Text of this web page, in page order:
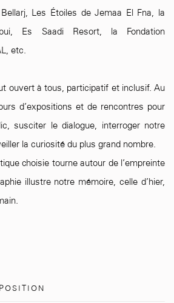
Les Étoiles de Jemaa El Fna, la
Es Saadi Resort, la Fondation
etc.
ouvert à tous, participatif et inclusif. Au
d’expositions et de rencontres pour
susciter le dialogue, interroger notre
la curiosité du plus grand nombre.
choisie tourne autour de l’empreinte
illustre notre mémoire, celle d’hier,